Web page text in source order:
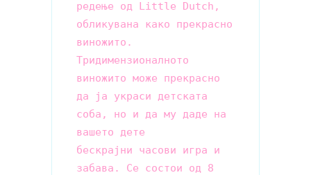
редење од Little Dutch,
обликувана како прекрасно
виножито.
Тридимензионалното
виножито може прекрасно
да ја украси детската
соба, но и да му даде на
вашето дете
бескрајни часови игра и
забава. Се состои од 8